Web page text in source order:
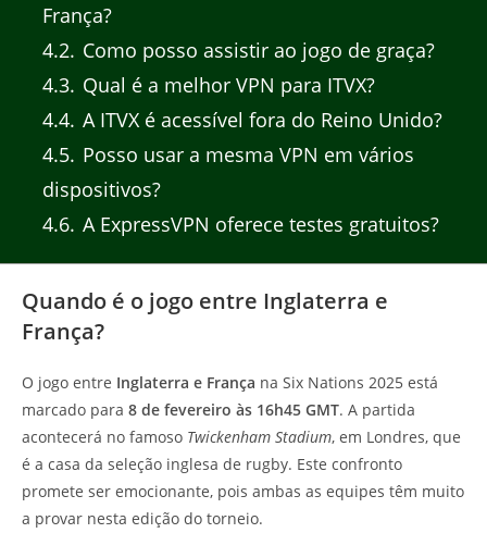
França?
4.2 Como posso assistir ao jogo de graça?
4.3 Qual é a melhor VPN para ITVX?
4.4 A ITVX é acessível fora do Reino Unido?
4.5 Posso usar a mesma VPN em vários
dispositivos?
4.6 A ExpressVPN oferece testes gratuitos?
Quando é o jogo entre Inglaterra e
França?
O jogo entre Inglaterra e França na Six Nations 2025 está
marcado para 8 de fevereiro às 16h45 GMT. A partida
acontecerá no famoso Twickenham Stadium, em Londres, que
é a casa da seleção inglesa de rugby. Este confronto
promete ser emocionante, pois ambas as equipes têm muito
a provar nesta edição do torneio.